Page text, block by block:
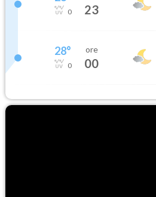
0 23
28°
0
ore
00